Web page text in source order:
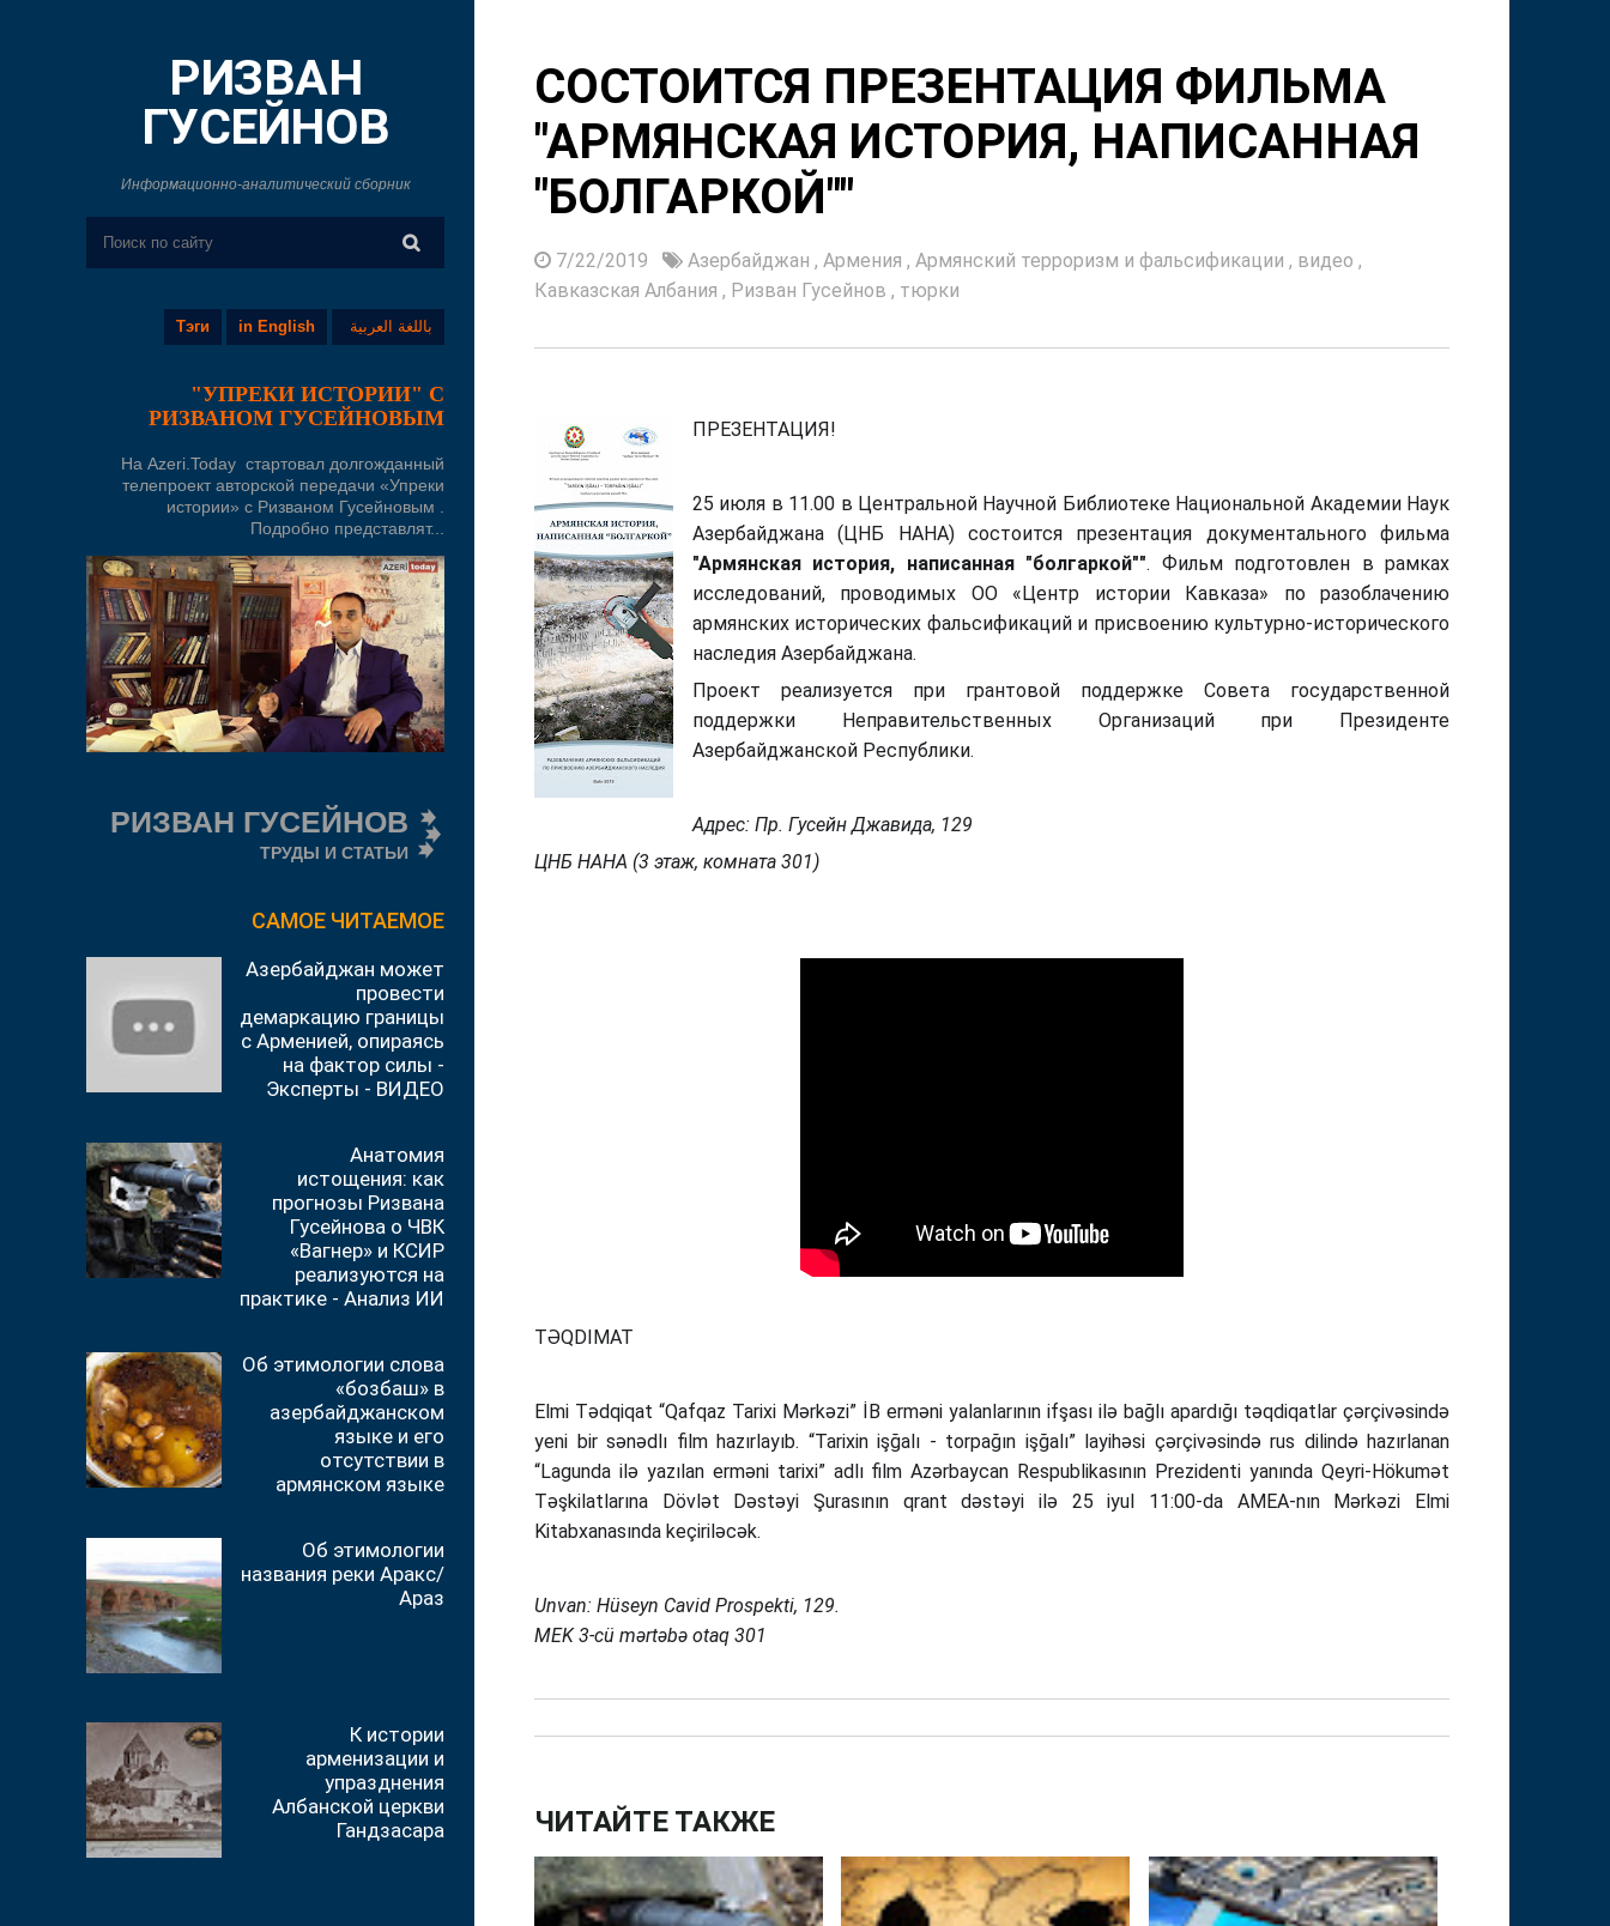
РИЗВАН
ГУСЕЙНОВ
Информационно-аналитический сборник
باللغة العربية in English
Тэги
"УПРЕКИ ИСТОРИИ" С
РИЗВАНОМ ГУСЕЙНОВЫМ
На Azeri.Today стартовал долгожданный
телепроект авторской передачи «Упреки
истории» с Ризваном Гусейновым .
Подробно представлят...
РИЗВАН ГУСЕЙНОВ
ТРУДЫ И СТАТЬИ
САМОЕ ЧИТАЕМОЕ
Азербайджан может
провести
демаркацию границы
с Арменией, опираясь
на фактор силы -
Эксперты - ВИДЕО
Анатомия
истощения: как
прогнозы Ризвана
Гусейнова о ЧВК
«Вагнер» и КСИР
реализуются на
практике - Анализ ИИ
Об этимологии слова
«бозбаш» в
азербайджанском
языке и его
отсутствии в
армянском языке
Об этимологии
названия реки Аракс/
Араз
К истории
арменизации и
упразднения
Албанской церкви
Гандзасара
СОСТОИТСЯ ПРЕЗЕНТАЦИЯ ФИЛЬМА
"АРМЯНСКАЯ ИСТОРИЯ, НАПИСАННАЯ
"БОЛГАРКОЙ""
7/22/2019 Азербайджан , Армения , Армянский терроризм и фальсификации , видео ,
Кавказская Албания , Ризван Гусейнов , тюрки
ПРЕЗЕНТАЦИЯ!
25 июля в 11.00 в Центральной Научной Библиотеке Национальной Академии Наук
Азербайджана (ЦНБ НАНА) состоится презентация документального фильма
"Армянская история, написанная "болгаркой"". Фильм подготовлен в рамках
исследований, проводимых ОО «Центр истории Кавказа» по разоблачению
армянских исторических фальсификаций и присвоению культурно-исторического
наследия Азербайджана.
Проект реализуется при грантовой поддержке Совета государственной
поддержки Неправительственных Организаций при Президенте
Азербайджанской Республики.
Адрес: Пр. Гусейн Джавида, 129
ЦНБ НАНА (3 этаж, комната 301)
TƏQDIMAT
Elmi Tədqiqat “Qafqaz Tarixi Mərkəzi” İB erməni yalanlarının ifşası ilə bağlı apardığı təqdiqatlar çərçivəsində
yeni bir sənədlı film hazırlayıb. “Tarixin işğalı - torpağın işğalı” layihəsi çərçivəsində rus dilində hazırlanan
“Lagunda ilə yazılan erməni tarixi” adlı film Azərbaycan Respublikasının Prezidenti yanında Qeyri-Hökumət
Təşkilatlarına Dövlət Dəstəyi Şurasının qrant dəstəyi ilə 25 iyul 11:00-da AMEA-nın Mərkəzi Elmi
Kitabxanasında keçiriləcək.
Unvan: Hüseyn Cavid Prospekti, 129.
MEK 3-cü mərtəbə otaq 301
ЧИТАЙТЕ ТАКЖЕ